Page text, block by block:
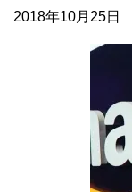
2018年10月25日